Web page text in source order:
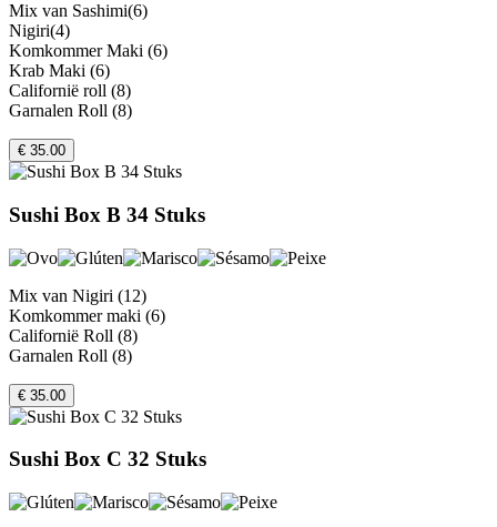
Mix van Sashimi(6)
Nigiri(4)
Komkommer Maki (6)
Krab Maki (6)
Californië roll (8)
Garnalen Roll (8)
€ 35.00
Sushi Box B 34 Stuks
Mix van Nigiri (12)
Komkommer maki (6)
Californië Roll (8)
Garnalen Roll (8)
€ 35.00
Sushi Box C 32 Stuks